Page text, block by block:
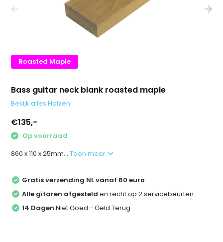
Roasted Maple
Bass guitar neck blank roasted maple
Bekijk alles Halzen
€135,-
Op voorraad
860 x 110 x 25mm...Toon meer
Gratis verzending NL vanaf 60 euro
Alle gitaren afgesteld en recht op 2 servicebeurten
14 Dagen Niet Goed - Geld Terug